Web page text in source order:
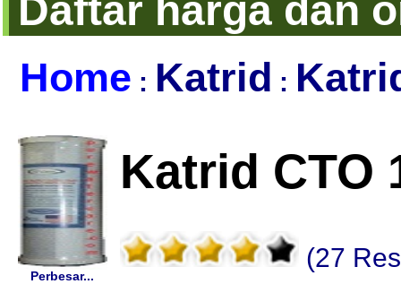
Daftar harga dan
Home : Katrid :
Perbesar...
Katrid CTO
(27